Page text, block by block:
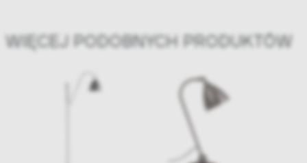
WIĘCEJ PODOBNYCH PRODUKTÓW